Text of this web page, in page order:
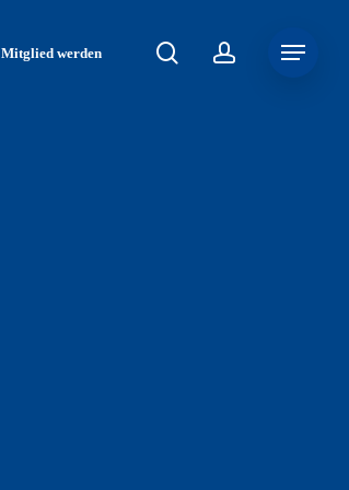
Mitglied werden Menu
searchaccount